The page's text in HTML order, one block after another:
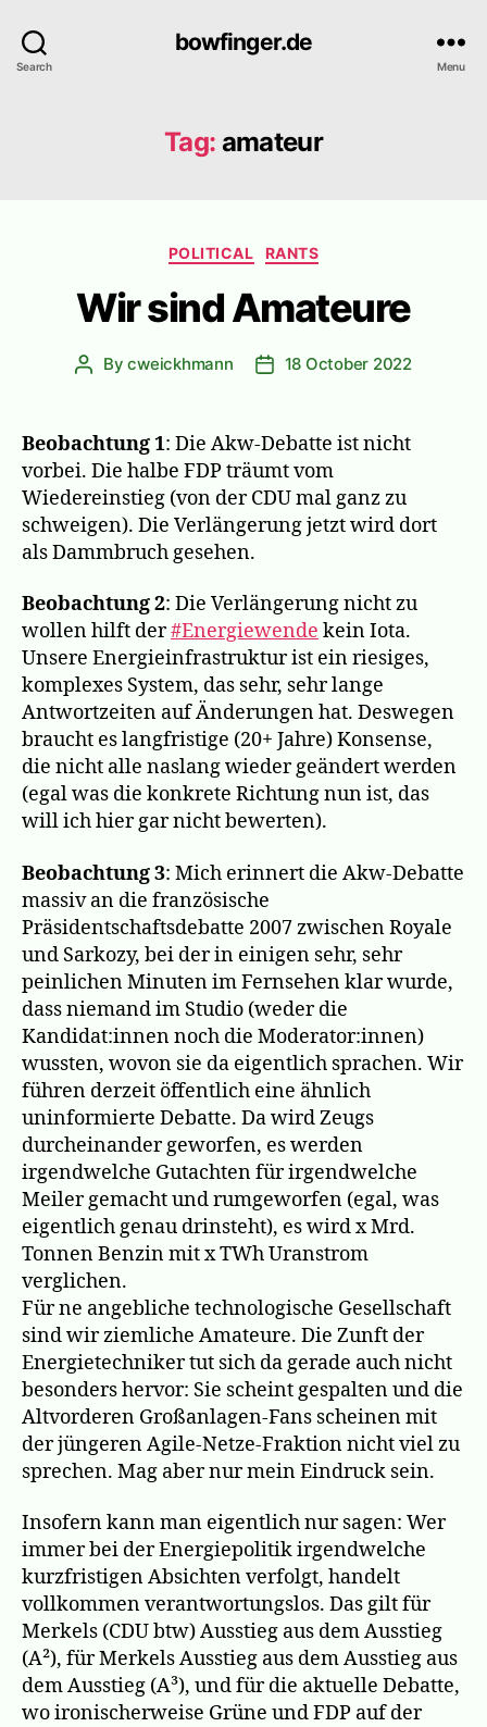
Search
bowfinger.de
Menu
Tag: amateur
Categories
POLITICAL RANTS
Wir sind Amateure
PostBycweickhmann
Post18 October 2022
Beobachtung 1: Die Akw-Debatte ist nicht
vorbei. Die halbe FDP träumt vom
Wiedereinstieg (von der CDU mal ganz zu
schweigen). Die Verlängerung jetzt wird dort
als Dammbruch gesehen.
Beobachtung 2: Die Verlängerung nicht zu
wollen hilft der#Energiewende kein Iota.
Unsere Energieinfrastruktur ist ein riesiges,
komplexes System, das sehr, sehr lange
Antwortzeiten auf Änderungen hat. Deswegen
braucht es langfristige (20+ Jahre) Konsense,
die nicht alle naslang wieder geändert werden
(egal was die konkrete Richtung nun ist, das
will ich hier gar nicht bewerten).
Beobachtung 3: Mich erinnert die Akw-Debatte
massiv an die französische
Präsidentschaftsdebatte 2007 zwischen Royale
und Sarkozy, bei der in einigen sehr, sehr
peinlichen Minuten im Fernsehen klar wurde,
dass niemand im Studio (weder die
Kandidat:innen noch die Moderator:innen)
wussten, wovon sie da eigentlich sprachen. Wir
führen derzeit öffentlich eine ähnlich
uninformierte Debatte. Da wird Zeugs
durcheinander geworfen, es werden
irgendwelche Gutachten für irgendwelche
Meiler gemacht und rumgeworfen (egal, was
eigentlich genau drinsteht), es wird x Mrd.
Tonnen Benzin mit x TWh Uranstrom
verglichen.
Für ne angebliche technologische Gesellschaft
sind wir ziemliche Amateure. Die Zunft der
Energietechniker tut sich da gerade auch nicht
besonders hervor: Sie scheint gespalten und die
Altvorderen Großanlagen-Fans scheinen mit
der jüngeren Agile-Netze-Fraktion nicht viel zu
sprechen. Mag aber nur mein Eindruck sein.
Insofern kann man eigentlich nur sagen: Wer
immer bei der Energiepolitik irgendwelche
kurzfristigen Absichten verfolgt, handelt
vollkommen verantwortungslos. Das gilt für
Merkels (CDU btw) Ausstieg aus dem Ausstieg
(A²), für Merkels Ausstieg aus dem Ausstieg aus
dem Ausstieg (A³), und für die aktuelle Debatte,
wo ironischerweise Grüne und FDP auf der